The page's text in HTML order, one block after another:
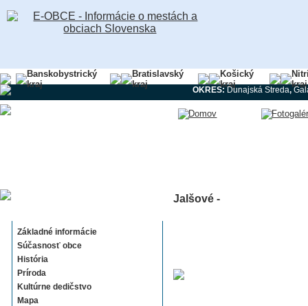
Banskobystrický
kraj
Bratislavský
kraj
Košický
kraj
kraj
OKRES:Dunajská Streda,
Základné informácie
Súčasnosť obce
História
Príroda
Kultúrne dedičstvo
Mapa
Jalšové -